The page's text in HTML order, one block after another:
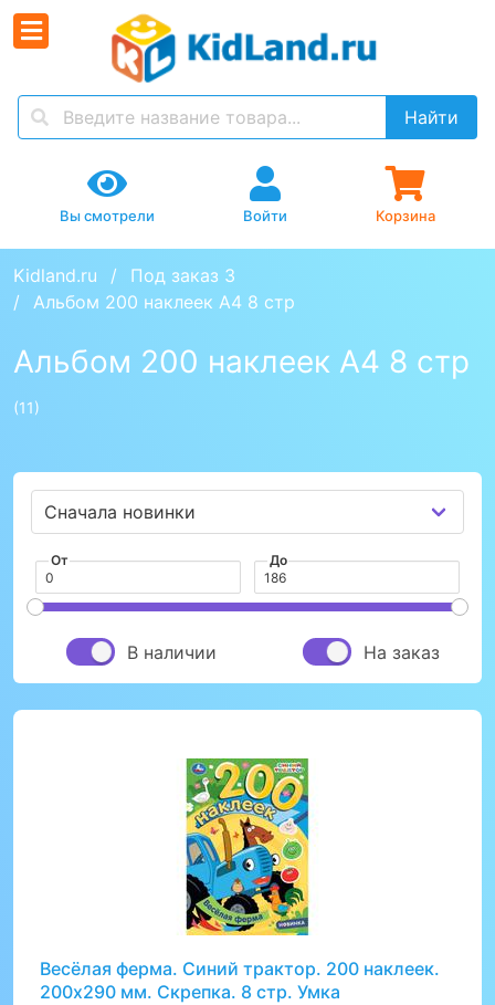
Найти
Вы смотрели Войти Корзина
Kidland.ru
Под заказ 3
Альбом 200 наклеек А4 8 стр
Альбом 200 наклеек А4 8 стр
(11)
От До
В наличии На заказ
Весёлая ферма. Синий трактор. 200 наклеек.
200х290 мм. Скрепка. 8 стр. Умка